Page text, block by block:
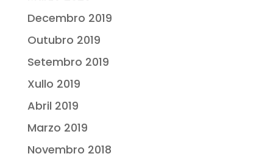
Decembro 2019
Outubro 2019
Setembro 2019
Xullo 2019
Abril 2019
Marzo 2019
Novembro 2018